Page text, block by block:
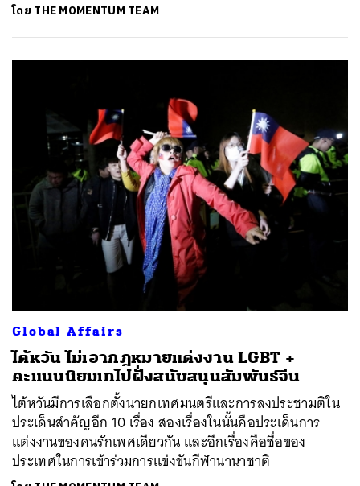
โดย THE MOMENTUM TEAM
Global Affairs
ไต้หวัน ไม่เอากฎหมายแต่งงาน LGBT +
คะแนนนิยมเทไปฝั่งสนับสนุนสัมพันธ์จีน
ไต้หวันมีการเลือกตั้งนายกเทศมนตรีและการลงประชามติใน
ประเด็นสำคัญอีก 10 เรื่อง สองเรื่องในนั้นคือประเด็นการ
แต่งงานของคนรักเพศเดียวกัน และอีกเรื่องคือชื่อของ
ประเทศในการเข้าร่วมการแข่งขันกีฬานานาชาติ
ค้นหา